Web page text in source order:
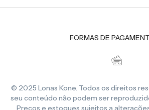
FORMAS DE
© 2025 Lonas Kone. Todos os direitos
seu conteúdo não podem ser
Preços e estoques sujeitos a